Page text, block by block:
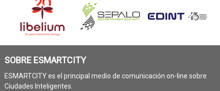
SOBRE ESMARTCITY
ESMARTCITY es el principal medio de comunicación on-line sobre
Ciudades Inteligentes.